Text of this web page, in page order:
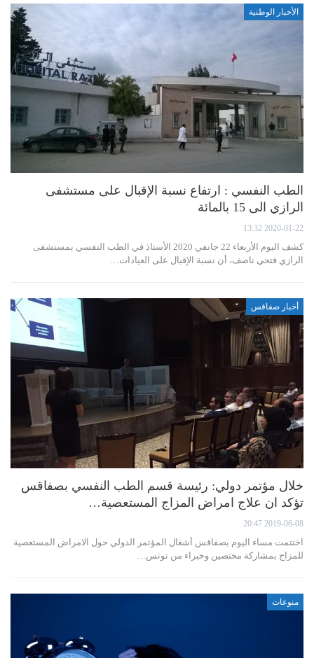
الأخبار الوطنية
الطب النفسي : ارتفاع نسبة الإقبال على مستشفى
الرازي الى 15 بالمائة
2020-01-22 13:32
كشف اليوم الأربعاء 22 جانفي 2020 الأستاذ في الطب النفسي بمستشفى
الرازي فتحي ناصف، أن نسبة الإقبال على العيادات…
أخبار صفاقس
خلال مؤتمر دولي: رئيسة قسم الطب النفسي بصفاقس
تؤكد ان علاج امراض المزاج المستعصية…
2019-06-08 20:47
اختتمت مساء اليوم بصفاقس أشغال المؤتمر الدولي حول الامراض المستعصية
للمزاج بمشاركة مختصين وخبراء من تونس…
منوعات